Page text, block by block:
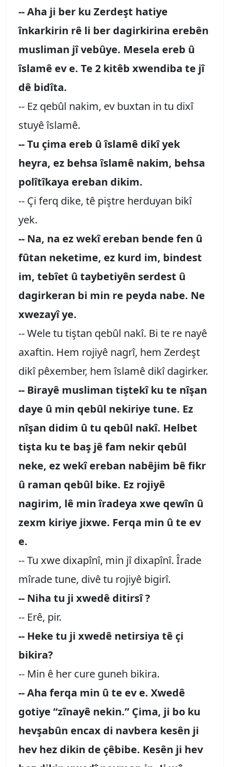
-- Aha ji ber ku Zerdeşt hatiye
înkarkirin rê li ber dagirkirina erebên
musliman jî vebûye. Mesela ereb û
îslamê ev e. Te 2 kitêb xwendiba te jî
dê bidîta.
-- Ez qebûl nakim, ev buxtan in tu dixî
stuyê îslamê.
-- Tu çima ereb û îslamê dikî yek
heyra, ez behsa îslamê nakim, behsa
polîtîkaya ereban dikim.
-- Çi ferq dike, tê piştre herduyan bikî
yek.
-- Na, na ez wekî ereban bende fen û
fûtan neketime, ez kurd im, bindest
im, tebîet û taybetiyên serdest û
dagirkeran bi min re peyda nabe. Ne
xwezayî ye.
-- Wele tu tiştan qebûl nakî. Bi te re nayê
axaftin. Hem rojiyê nagrî, hem Zerdeşt
dikî pêxember, hem îslamê dikî dagirker.
-- Birayê musliman tiştekî ku te nîşan
daye û min qebûl nekiriye tune. Ez
nîşan didim û tu qebûl nakî. Helbet
tişta ku te baş jê fam nekir qebûl
neke, ez wekî ereban nabêjim bê fikr
û raman qebûl bike. Ez rojiyê
nagirim, lê min îradeya xwe qewîn û
zexm kiriye jixwe. Ferqa min û te ev
e.
-- Tu xwe dixapînî, min jî dixapînî. Îrade
mîrade tune, divê tu rojiyê bigirî.
-- Niha tu ji xwedê ditirsî ?
-- Erê, pir.
-- Heke tu ji xwedê netirsiya tê çi
bikira?
-- Min ê her cure guneh bikira.
-- Aha ferqa min û te ev e. Xwedê
gotiye “zînayê nekin.” Çima, ji bo ku
hevşabûn encax di navbera kesên ji
hev hez dikin de çêbibe. Kesên ji hev